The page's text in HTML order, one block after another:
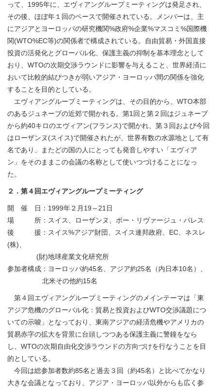
って、1995年に、エヴィアングループミーティングは発足され、
その後、ほぼ年１回のペースで開催されている。メンバーは、主
にアジアとヨーロッパの研究機関%政府%企業%マスコミ%国際機
関(WTO%EC等)の関係者で構成されている。自由貿易・外国直接
投資の活発化とグローバル化、保護主義の抑制を基本理念として
おり、WTOの次期交渉ラウンドに影響を与えること、世界経済に
おいて比較的結びつきが弱いアジア・ヨーロッパ間の関係を強化
することを目的としている。
エヴィアングループミーティングは、その目的から、WTO本部
のあるジュネーブの近郊で開かれる。第1回と第２回はジュネーブ
から約40キロのエヴィアン(フランス)で開かれ、第３回および今回
はローザンヌ(スイス)で開催されたが、世界有数の水源地として有
名であり、またどの国の人にとっても発音しやすい「エヴィア
ン」をそのままこの会議の名称として使いつづけることになっ
た。
２．第４回エヴィアングループミーティング
開 催 日：1999年２月19～21日
場 所：スイス、ローザンヌ、ボー・リヴァージュ・パレス
後 援：スイス%アジア財団、スイス連邦政府、EC、ネスレ
(株)、
(財)地球産業文化研究所
参加者構成：ヨーロッパ約45名、アジア約25名（内日本10名）、
北米その他約15名
第４回エヴィアングループミーティングのメインテーマは「東
アジア危機のグローバル化：貿易と投資およびWTO交渉議題につ
いての示唆」となっており、東南アジアの経済危機やアメリカの
貿易赤字の拡大を背景に台頭しつつある保護主義に警鐘をなら
し、WTOの次期自由化交渉ラウンドの方向づけを行なうことを目
的としている。
今回は総参加者数約85名と過去３回（約45名）と比べてかなり
大きな会議となっており、アジア・ヨーロッパ以外からも広く参